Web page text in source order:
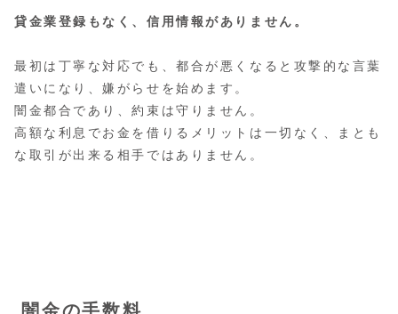
貸金業登録もなく、信用情報がありません。
最初は丁寧な対応でも、都合が悪くなると攻撃的な言葉
遣いになり、嫌がらせを始めます。
闇金都合であり、約束は守りません。
高額な利息でお金を借りるメリットは一切なく、まとも
な取引が出来る相手ではありません。